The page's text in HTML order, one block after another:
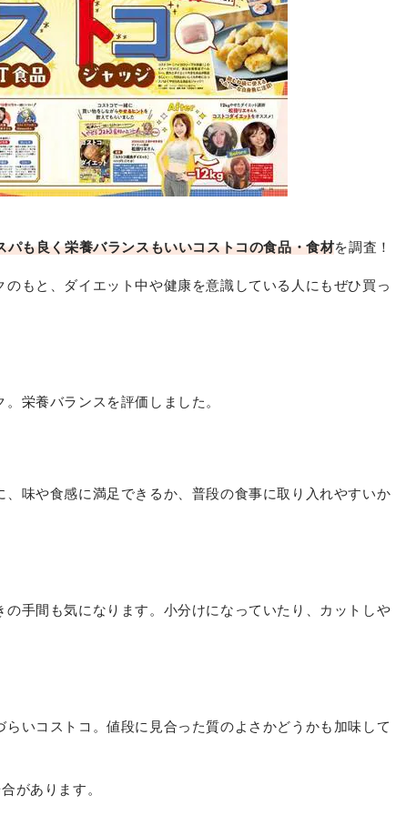
パも良く栄養バランスもいいコストコの食品・食材を調査！
もと、ダイエット中や健康を意識している人にもぜひ買っ
栄養バランスを評価しました。
味や食感に満足できるか、普段の食事に取り入れやすいか
手間も気になります。小分けになっていたり、カットしや
いコストコ。値段に見合った質のよさかどうかも加味して
があります。